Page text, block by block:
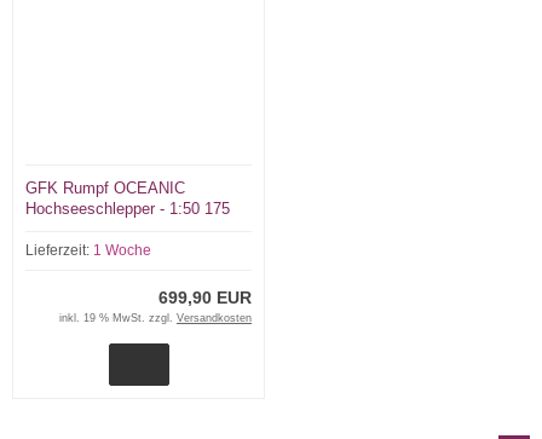
GFK Rumpf OCEANIC
Hochseeschlepper - 1:50 175
Lieferzeit: 1 Woche
699,90 EUR
inkl. 19 % MwSt. zzgl. Versandkosten